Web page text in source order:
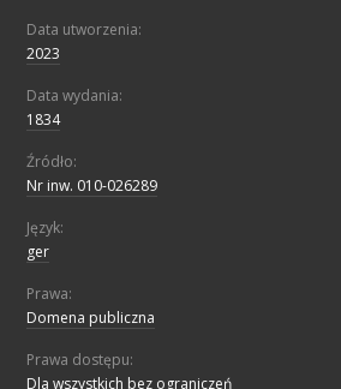
Data utworzenia:
2023
Data wydania:
1834
Źródło:
Nr inw. 010-026289
Język:
ger
Prawa:
Domena publiczna
Prawa dostępu:
Dla wszystkich bez ograniczeń